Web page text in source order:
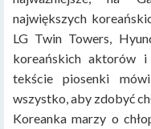
największych
LG Twin Towers,
koreańskich
tekście piosenki
wszystko, aby zdobyć
Koreanka marzy o